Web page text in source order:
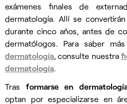
exámenes finales de
dermatología. Allí se
durante cinco años, antes de
dermatólogos. Para saber
dermatología , consulte nuestra
dermatología
Tras formarse en
optan por especializarse en